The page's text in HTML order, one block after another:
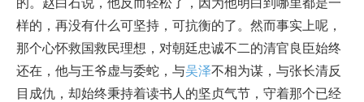
样的，再没有什么可坚持，可抗衡的了。然而事实上呢，
那个心怀救国救民理想，对朝廷忠诚不二的清官良臣始终
还在，他与王爷虚与委蛇，与吴泽不相为谋，与张长清反
目成仇，却始终秉持着读书人的坚贞气节，守着那个已经